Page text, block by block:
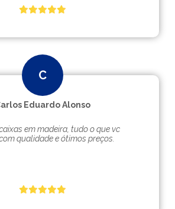
Eduardo Alonso
em madeira, tudo o que vc
qualidade e ótimos preços.